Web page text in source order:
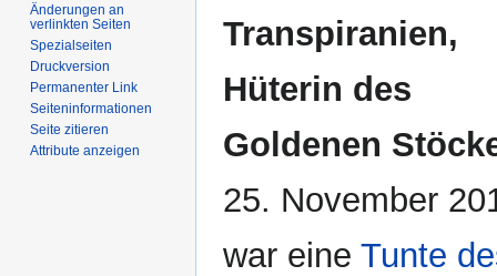
Transpiranien,
Hüterin des
Goldenen
25. November
war eine Tunte
Änderungen an
verlinkten Seiten
Spezialseiten
Druckversion
Permanenter Link
Seiten­­informationen
Seite zitieren
Attribute anzeigen